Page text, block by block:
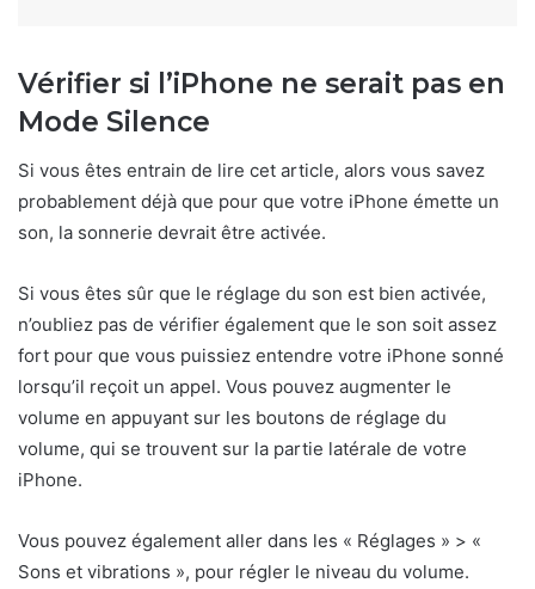
Vérifier si l’iPhone ne serait pas en
Mode Silence
Si vous êtes entrain de lire cet article, alors vous savez
probablement déjà que pour que votre iPhone émette un
son, la sonnerie devrait être activée.
Si vous êtes sûr que le réglage du son est bien activée,
n’oubliez pas de vérifier également que le son soit assez
fort pour que vous puissiez entendre votre iPhone sonné
lorsqu’il reçoit un appel. Vous pouvez augmenter le
volume en appuyant sur les boutons de réglage du
volume, qui se trouvent sur la partie latérale de votre
iPhone.
Vous pouvez également aller dans les « Réglages » > «
Sons et vibrations », pour régler le niveau du volume.